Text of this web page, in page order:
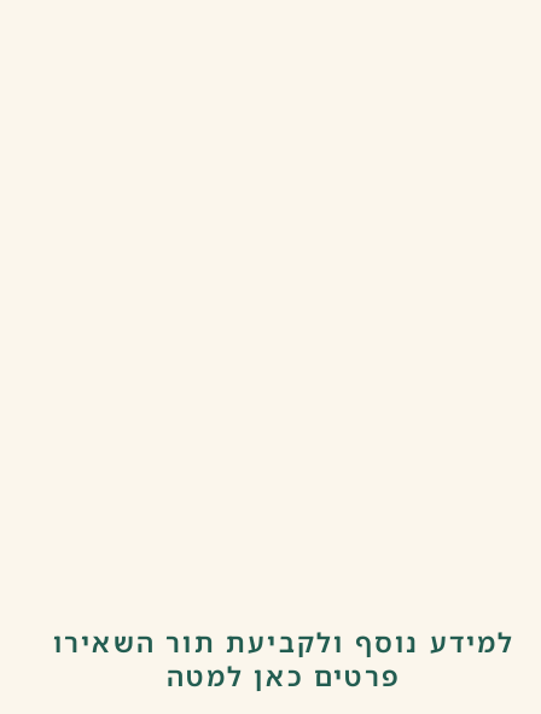
למידע נוסף ולקביעת תור השאירו
פרטים כאן למטה